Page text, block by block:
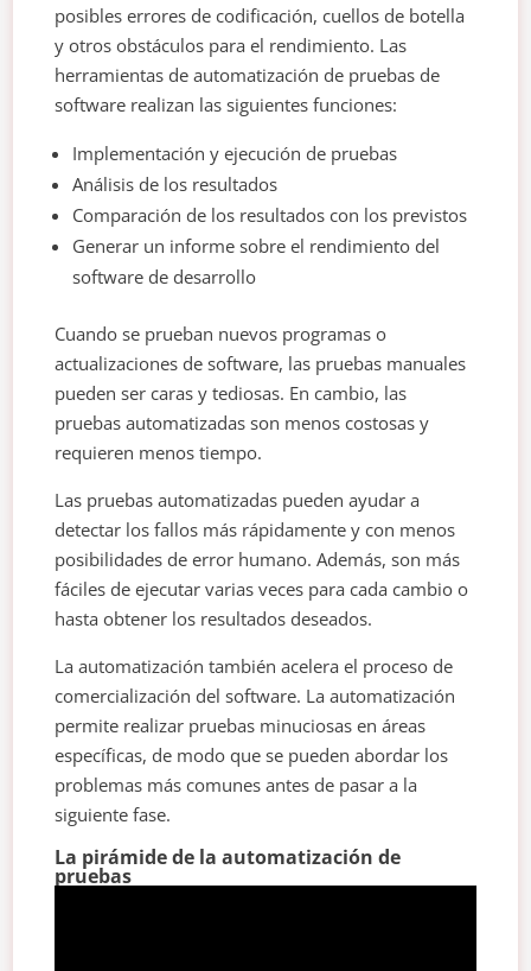
posibles errores de codificación, cuellos de botella
y otros obstáculos para el rendimiento. Las
herramientas de automatización de pruebas de
software realizan las siguientes funciones:
Implementación y ejecución de pruebas
Análisis de los resultados
Comparación de los resultados con los previstos
Generar un informe sobre el rendimiento del
software de desarrollo
Cuando se prueban nuevos programas o
actualizaciones de software, las pruebas manuales
pueden ser caras y tediosas. En cambio, las
pruebas automatizadas son menos costosas y
requieren menos tiempo.
Las pruebas automatizadas pueden ayudar a
detectar los fallos más rápidamente y con menos
posibilidades de error humano. Además, son más
fáciles de ejecutar varias veces para cada cambio o
hasta obtener los resultados deseados.
La automatización también acelera el proceso de
comercialización del software. La automatización
permite realizar pruebas minuciosas en áreas
específicas, de modo que se pueden abordar los
problemas más comunes antes de pasar a la
siguiente fase.
La pirámide de la automatización de
pruebas